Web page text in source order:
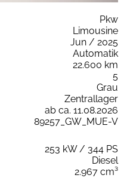
Pkw
Limousine
Jun / 2025
Automatik
22.600 km
5
Grau
Zentrallager
ab ca. 11.08.2026
89257_GW_MUE-V
253 kW / 344 PS
Diesel
2.967 cm³